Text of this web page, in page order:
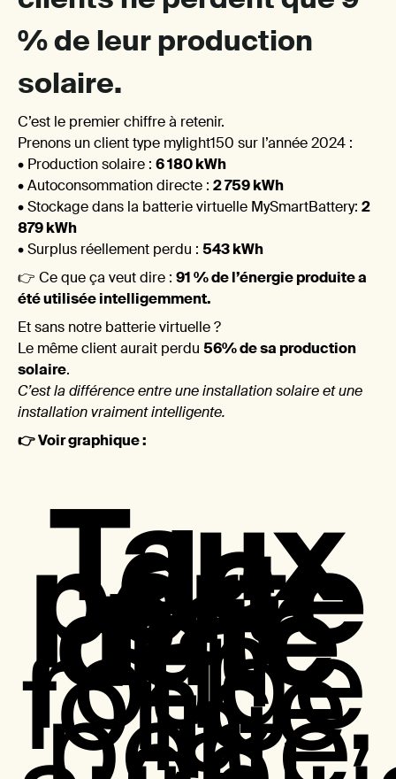
🌤️ En
nos
%de leur production
solaire.
C’est le premier chiffre à retenir.
Prenons un client type mylight150 sur l’année 2024 :
• Production solaire : 6 180 kWh
• Autoconsommation directe : 2 759 kWh
• Stockage dans la batterie virtuelle MySmartBattery: 2
879 kWh
• Surplus réellement perdu : 543 kWh
👉 Ce que ça veut dire : 91 % de l’énergie produite a
été utilisée intelligemment.
Et sans notre batterie virtuelle ?
Le même client aurait perdu 56% de sa production
solaire.
C’est la différence entre une installation solaire et une
installation vraiment intelligente.
👉 Voir graphique :
Taux
de
perte
par
date
En
rouge
foncé,
la